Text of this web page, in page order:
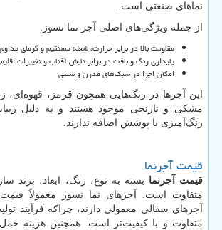
نماهای صنعتی است.
از جمله ویژگی‌های اصلی آجر نما نسوز:
مقاومت بالا در برابر حرارت، شعله مستقیم و گرمای مداوم
پایداری رنگ و بافت در برابر تابش آفتاب و تغییرات
امکان اجرا در سبک‌های مدرن و سنتی
این آجرها در رنگ‌هایی همچون قرمز،
مشکی و نارنجی موجود هستند و به دلیل
رنگ‌آمیزی یا پوشش اضافه ندارند.
قیمت آجرنما
قیمت آجرنما بسته به نوع، رنگ، ابعاد، برند
متفاوت است. آجرهای نما نسوز معمولاً قیمت
آجرهای سفالی معمولی دارند، چراکه فرآیند
متفاوت و با کیفیت‌تر است. همچنین هزینه